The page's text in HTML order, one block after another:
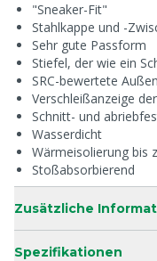
"Sneaker-Fit"
Stahlkappe und -
Sehr gute Passform
Stiefel, der wie ein
SRC-bewertete
Verschleißanzeige
Schnitt- und
Wasserdicht
Wärmeisolierung bis
Stoßabsorbierend
Zusätzliche
Spezifikationen